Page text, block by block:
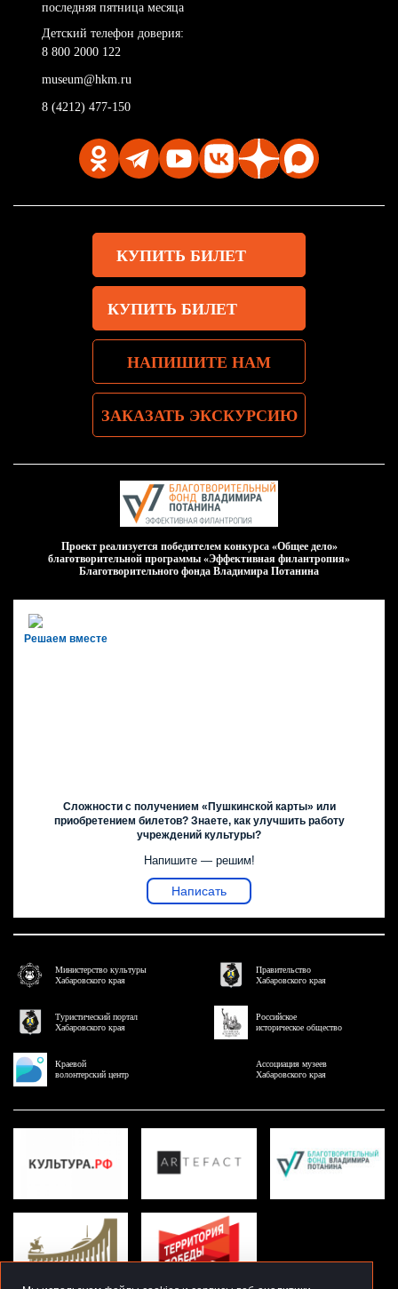
последняя пятница месяца
Детский телефон доверия:
8 800 2000 122
museum@hkm.ru
8 (4212) 477-150
КУПИТЬ БИЛЕТ
КУПИТЬ БИЛЕТ
НАПИШИТЕ НАМ
ЗАКАЗАТЬ ЭКСКУРСИЮ
Решаем вместе
Сложности с получением «Пушкинской карты» или
приобретением билетов? Знаете, как улучшить работу
учреждений культуры?
Напишите — решим!
Написать
Проект реализуется победителем конкурса «Общее дело»
благотворительной программы «Эффективная филантропия»
Благотворительного фонда Владимира Потанина
Министерство культуры
Хабаровского края
Правительство
Хабаровского края
Туристический портал
Хабаровского края
Российское
историческое общество
Краевой
волонтерский центр
Ассоциация музеев
Хабаровского края